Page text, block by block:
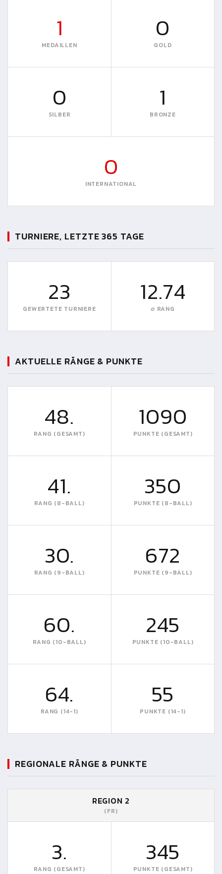
1
MEDAILLEN
0
GOLD
0
SILBER
1
BRONZE
0
INTERNATIONAL
TURNIERE, LETZTE 365 TAGE
23
GEWERTETE TURNIERE
12.74
∅ RANG
AKTUELLE RÄNGE & PUNKTE
48.
RANG (GESAMT)
1090
PUNKTE (GESAMT)
41.
RANG (8-BALL)
350
PUNKTE (8-BALL)
30.
RANG (9-BALL)
672
PUNKTE (9-BALL)
60.
RANG (10-BALL)
245
PUNKTE (10-BALL)
64.
RANG (14-1)
55
PUNKTE (14-1)
REGIONALE RÄNGE & PUNKTE
REGION 2
(FR)
3.
RANG (GESAMT)
345
PUNKTE (GESAMT)